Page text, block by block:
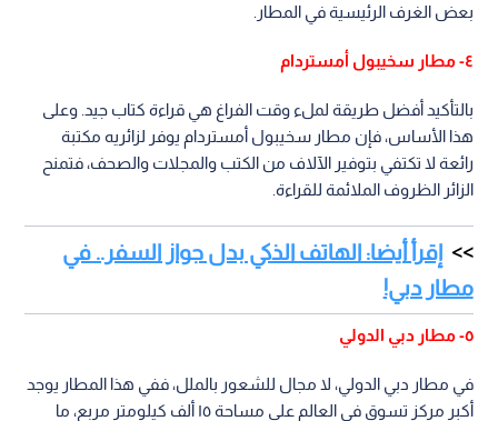
بعض الغرف الرئيسية في المطار.
٤- مطار سخيبول أمستردام
بالتأكيد أفضل طريقة لملء وقت الفراغ هي قراءة كتاب جيد. وعلى
هذا الأساس، فإن مطار سخيبول أمستردام يوفر لزائريه مكتبة
رائعة لا تكتفي بتوفير الآلاف من الكتب والمجلات والصحف، فتمنح
الزائر الظروف الملائمة للقراءة.
إقرأ أيضا: الهاتف الذكي بدل جواز السفر.. في
مطار دبي!
٥- مطار دبي الدولي
في مطار دبي الدولي، لا مجال للشعور بالملل، ففي هذا المطار يوجد
أكبر مركز تسوق في العالم على مساحة ١٥ ألف كيلومتر مربع، ما